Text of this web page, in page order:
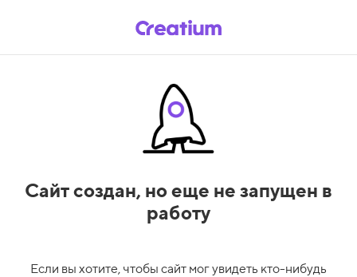
Сайт создан, но еще не запущен в
работу
Если вы хотите, чтобы сайт мог увидеть кто-нибудь